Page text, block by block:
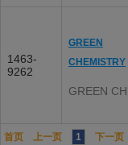
1463-
9262
GREEN
CHEMISTRY
GREEN
首页 上一页 1 下一页